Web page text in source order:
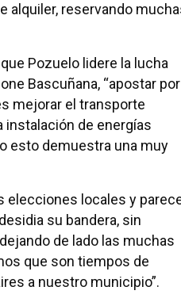
alquiler, reservando
Pozuelo lidere la lucha
Bascuñana, “apostar por
mejorar el transporte
instalación de energías
esto demuestra una muy
elecciones locales y
su bandera, sin
de lado las muchas
que son tiempos de
a nuestro municipio”.